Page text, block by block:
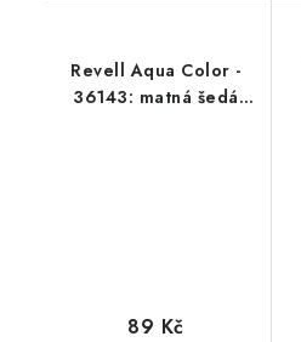
Revell Aqua Color -
36143: matná šedá
89 Kč